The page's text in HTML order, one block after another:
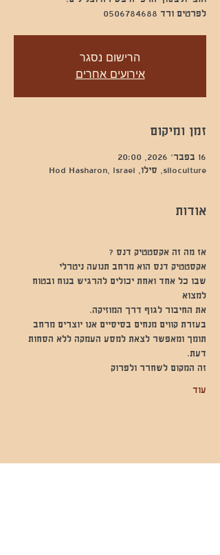
לפרטים ורד 0506784688
הרישום נסגר
אירועים אחרים
זמן ומיקום
16 בפבר׳ 2026, 20:00
siloculture, סילו, Hod Hasharon, Israel
אודות
אז מה זה אקסטטיק דנס ?
אקסטטיק דנס הוא מרחב תנועה ניטרלי
שבו כל אחד ואחת יכולים להרגיש בנוח ובטוח
למצוא
את החיבור לגוף דרך המוזיקה.
בעזרת קווים מנחים בסיסיים אנו יוצרים מרחב
תומך ומאפשר לצאת למסע העמקה ללא הסחות
דעת.
זה המקום לשחרר ולפרוק
עוד
שתפו אותי